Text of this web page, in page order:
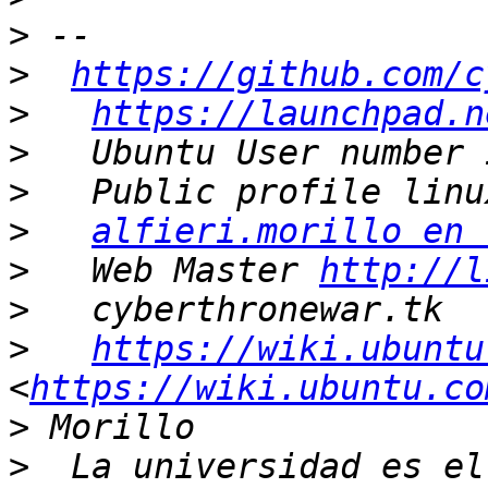
>
>
https://github.com/
>
https://
>
>
>
alfieri.morillo en
>
   Web Master
http://
>
>
https://
<https://
>
>
La universidad es